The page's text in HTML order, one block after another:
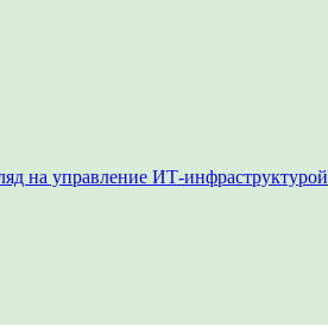
на управление ИТ-инфраструктурой